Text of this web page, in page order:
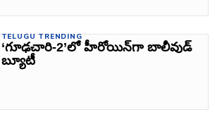
TELUGU TRENDING
‘గూఢచారి-2’లో హీరోయిన్‌గా బాలీవుడ్‌
బ్యూటీ